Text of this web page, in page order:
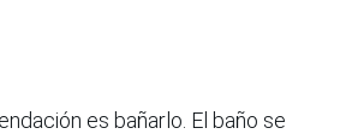
es bañarlo. El baño se